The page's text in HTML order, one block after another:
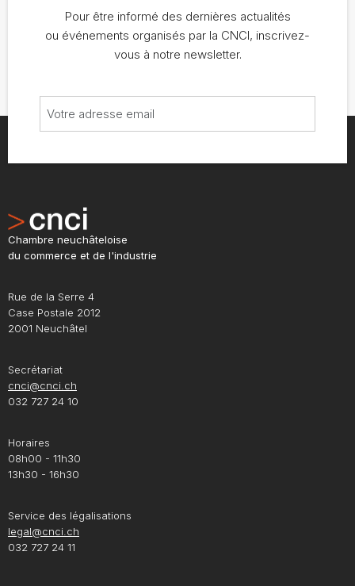
Pour être informé des dernières actualités
ou événements organisés par la CNCI, inscrivez-
vous à notre newsletter.
Chambre neuchâteloise
du commerce et de l'industrie
Rue de la Serre 4
Case Postale 2012
2001 Neuchâtel
Secrétariat
cnci@cnci.ch
032 727 24 10
Horaires
08h00 - 11h30
13h30 - 16h30
Service des légalisations
legal@cnci.ch
032 727 24 11